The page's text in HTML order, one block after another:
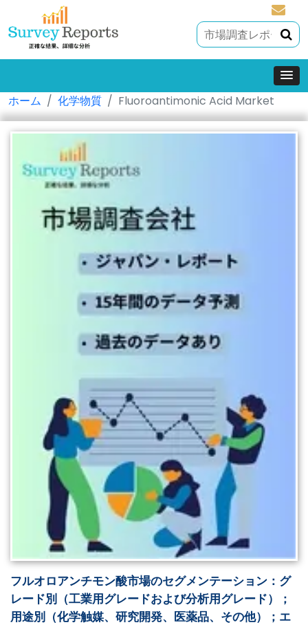
ホーム 化学物質 Fluoroantimonic Acid Market
フルオロアンチモン酸市場のセグメンテーション：グ
レード別（工業用グレードおよび分析用グレード）；
用途別（化学触媒、研究開発、医薬品、その他）；エ